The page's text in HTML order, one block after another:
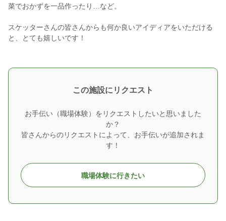
菜でおかずを一品作ったり…など。
スケッターさんの皆さんからも何か良いアイディアをいただける
と、とても嬉しいです！
この施設にリクエスト
お手伝い（職場体験）をリクエストしたいと思いました
か？
皆さんからのリクエストによって、お手伝いが追加されま
す！
職場体験に行きたい